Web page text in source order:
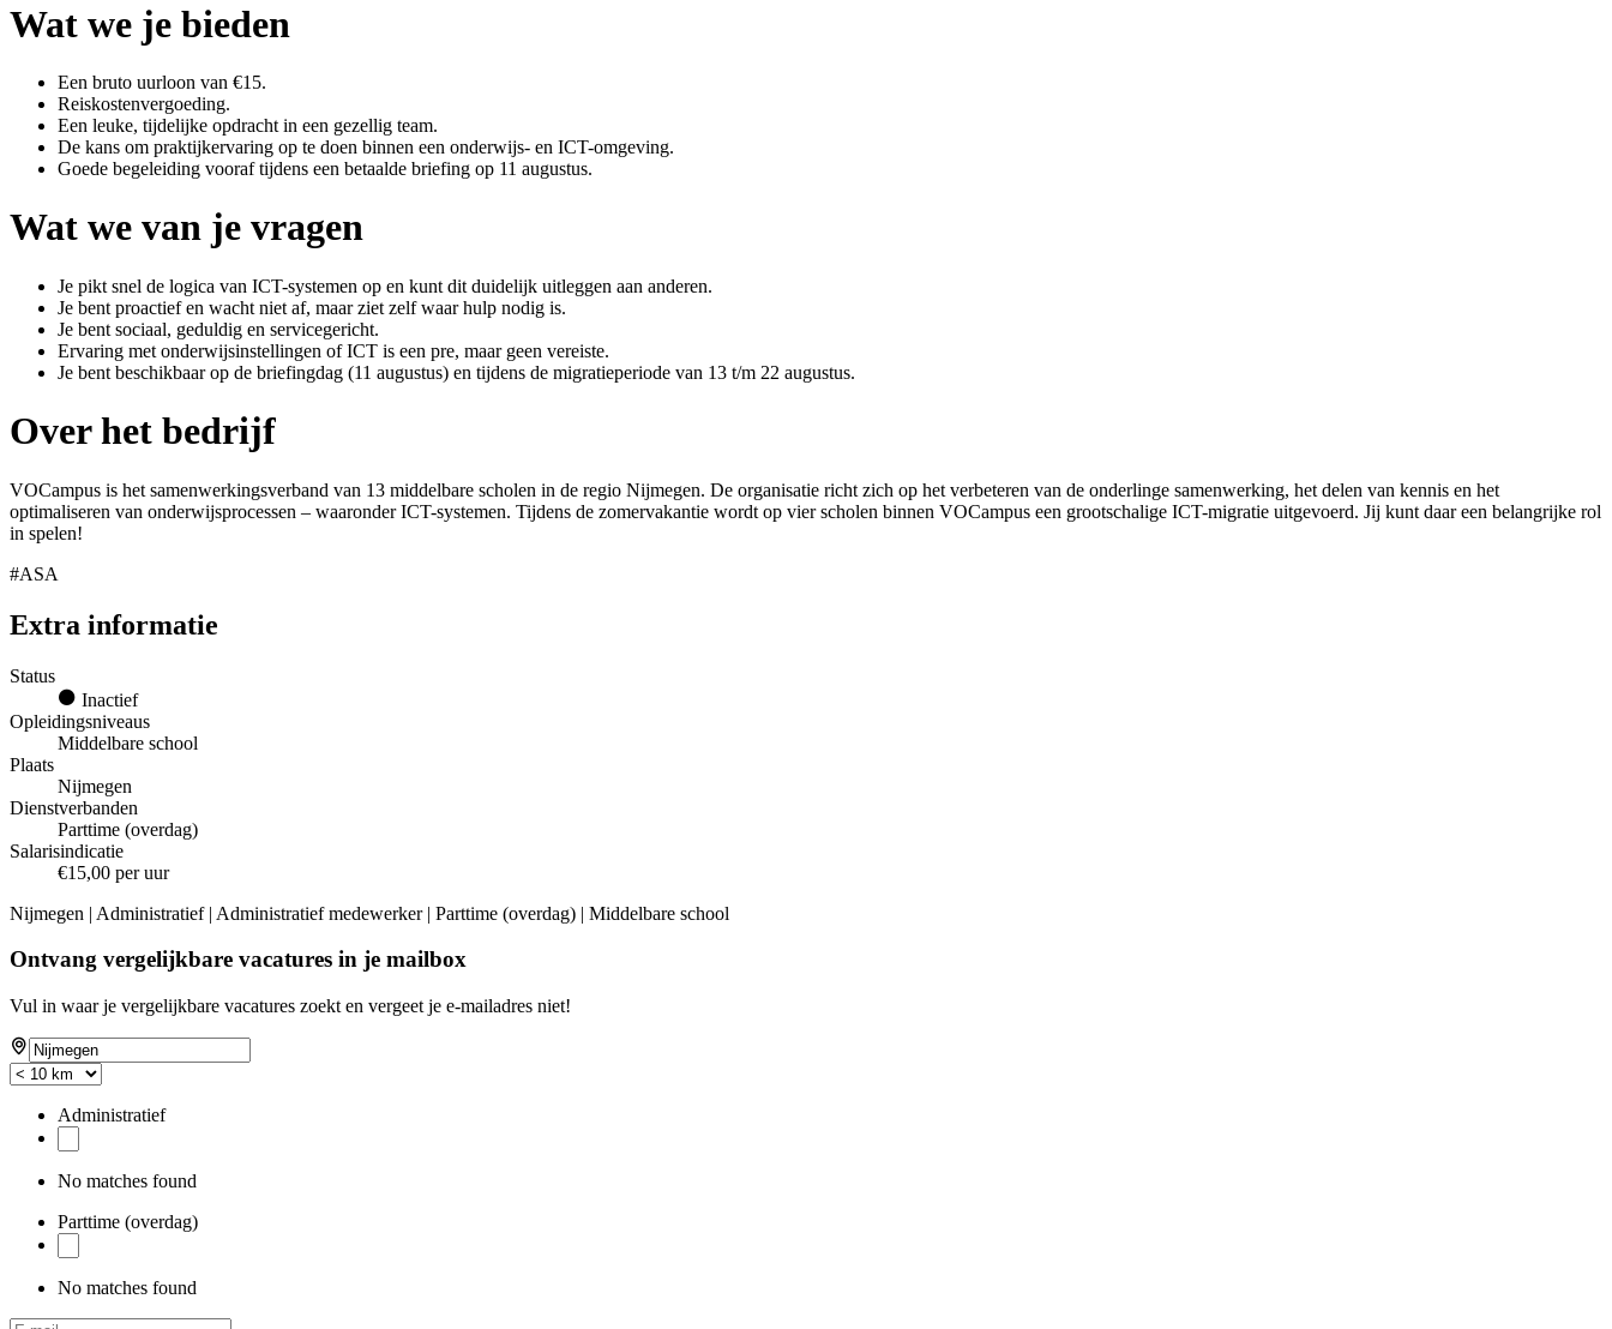
Wat we je bieden
Een bruto uurloon van €15.
Reiskostenvergoeding.
Een leuke, tijdelijke opdracht in een gezellig team.
De kans om praktijkervaring op te doen binnen een onderwijs- en ICT-omgeving.
Goede begeleiding vooraf tijdens een betaalde briefing op 11 augustus.
Wat we van je vragen
Je pikt snel de logica van ICT-systemen op en kunt dit duidelijk uitleggen aan anderen.
Je bent proactief en wacht niet af, maar ziet zelf waar hulp nodig is.
Je bent sociaal, geduldig en servicegericht.
Ervaring met onderwijsinstellingen of ICT is een pre, maar geen vereiste.
Je bent beschikbaar op de briefingdag (11 augustus) en tijdens de migratieperiode van 13 t/m 22 augustus.
Over het bedrijf
VOCampus is het samenwerkingsverband van 13 middelbare scholen in de regio Nijmegen. De organisatie richt zich op het verbeteren van de onderlinge samenwerking, het delen van kennis en het
optimaliseren van onderwijsprocessen – waaronder ICT-systemen. Tijdens de zomervakantie wordt op vier scholen binnen VOCampus een grootschalige ICT-migratie uitgevoerd. Jij kunt daar een belangrijke rol
in spelen!
#ASA
Extra informatie
Status
Inactief
Opleidingsniveaus
Middelbare school
Plaats
Nijmegen
Dienstverbanden
Parttime (overdag)
Salarisindicatie
€15,00 per uur
Nijmegen | Administratief | Administratief medewerker | Parttime (overdag) | Middelbare school
Ontvang vergelijkbare vacatures in je mailbox
Vul in waar je vergelijkbare vacatures zoekt en vergeet je e-mailadres niet!
Administratief
No matches found
Parttime (overdag)
No matches found